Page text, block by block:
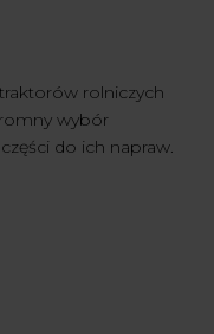
rolniczych
wybór
do ich napraw.